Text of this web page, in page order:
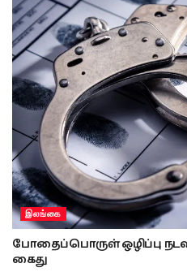
இலங்கை
போதைப்பொருள் ஒழிப்பு
கைது